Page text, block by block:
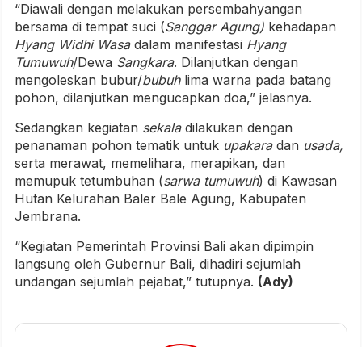
“Diawali dengan melakukan persembahyangan
bersama di tempat suci (Sanggar Agung) kehadapan
Hyang Widhi Wasadalam manifestasi Hyang
Tumuwuh/Dewa Sangkara. Dilanjutkan dengan
mengoleskan bubur/bubuhlima warna pada batang
pohon, dilanjutkan mengucapkan doa,” jelasnya.
Sedangkan kegiatan sekaladilakukan dengan
penanaman pohon tematik untuk upakaradan usada,
serta merawat, memelihara, merapikan, dan
memupuk tetumbuhan (sarwa tumuwuh) di Kawasan
Hutan Kelurahan Baler Bale Agung, Kabupaten
Jembrana.
“Kegiatan Pemerintah Provinsi Bali akan dipimpin
langsung oleh Gubernur Bali, dihadiri sejumlah
undangan sejumlah pejabat,” tutupnya. (Ady)